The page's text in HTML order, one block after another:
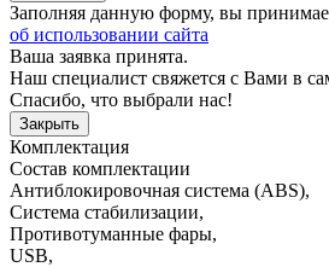
Заполняя данную форму, вы
об использовании сайта
Ваша заявка принята.
Наш специалист свяжется с Вами в
Спасибо, что выбрали нас!
Закрыть
Комплектация
Состав комплектации
Антиблокировочная система (ABS),
Система стабилизации,
Противотуманные фары,
USB,